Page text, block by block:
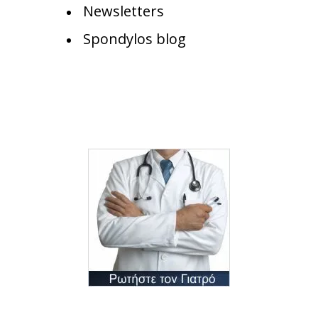
Newsletters
Spondylos blog